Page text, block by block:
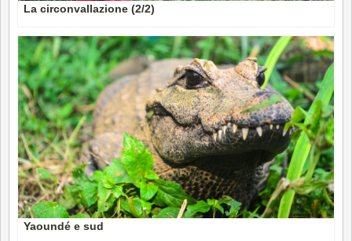
La circonvallazione (2/2)
Yaoundé e sud